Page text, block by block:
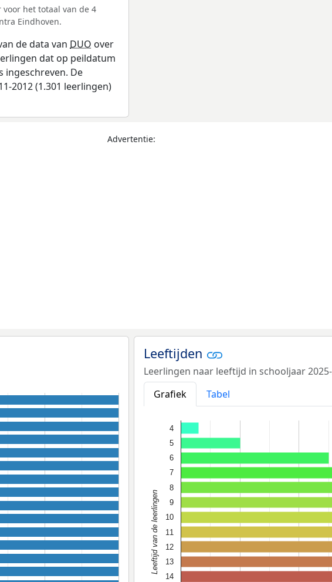
het totaal van de 4
Eindhoven.
de data van DUO over
dat op peildatum
ingeschreven. De
2012 (1.301 leerlingen)
Advertentie:
Leeftijden
Leerlingen naar leeftijd in schooljaar
Grafiek
Tabel
4
5
6
7
8
9
10
11
12
13
14
Leeftijd van de leerlingen